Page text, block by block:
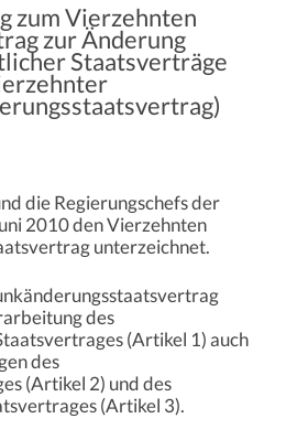
zum Vierzehnten
zur Änderung
Staatsverträge
die Regierungschefs der
2010 den Vierzehnten
unterzeichnet.
des
(Artikel 1) auch
des
(Artikel 2) und des
(Artikel 3).